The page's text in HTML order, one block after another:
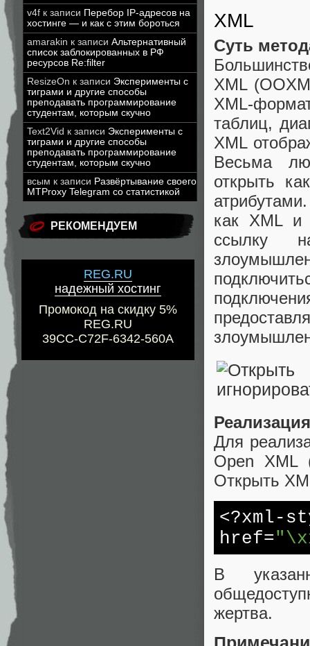
v4f к записи Перебор IP-адресов на
хостинге — и как с этим бороться
amarakin к записи Альтернативный
список заблокированных в РФ
ресурсов Re:filter
ResizeOn к записи Эксперименты с
тиграми и другие способы
преподавать программирование
студентам, которым скучно
Text2Vid к записи Эксперименты с
тиграми и другие способы
преподавать программирование
студентам, которым скучно
всым к записи Развёртывание своего
MTProxy Telegram со статистикой
РЕКОМЕНДУЕМ
REG.RU
надежный хостинг
Промокод на скидку 5%
REG.RU
39CC-C72F-6342-560A
XML
Суть
XML
XML-
таблиц,
XML
Весьма
открыть
как XML и
ссылку
Для
Open XML
Открыть
href=
В
жертва.